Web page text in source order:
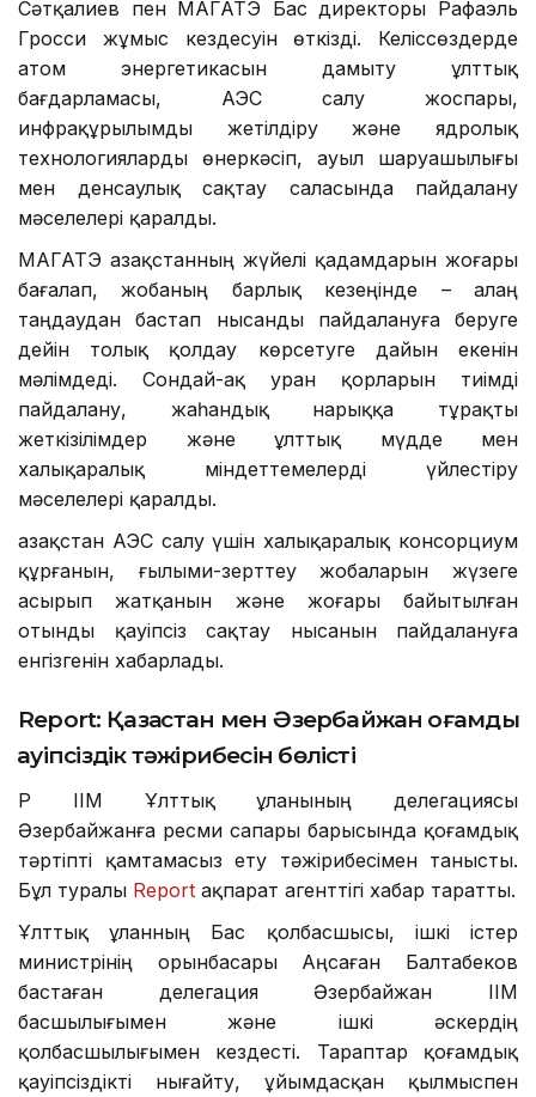
Сәтқалиев пен МАГАТЭ Бас директоры Рафаэль
Гросси жұмыс кездесуін өткізді. Келіссөздерде
атом энергетикасын дамыту ұлттық
бағдарламасы, АЭС салу жоспары,
инфрақұрылымды жетілдіру және ядролық
технологияларды өнеркәсіп, ауыл шаруашылығы
мен денсаулық сақтау саласында пайдалану
мәселелері қаралды.
МАГАТЭ Қазақстанның жүйелі қадамдарын жоғары
бағалап, жобаның барлық кезеңінде – алаң
таңдаудан бастап нысанды пайдалануға беруге
дейін толық қолдау көрсетуге дайын екенін
мәлімдеді. Сондай-ақ уран қорларын тиімді
пайдалану, жаһандық нарыққа тұрақты
жеткізілімдер және ұлттық мүдде мен
халықаралық міндеттемелерді үйлестіру
мәселелері қаралды.
Қазақстан АЭС салу үшін халықаралық консорциум
құрғанын, ғылыми-зерттеу жобаларын жүзеге
асырып жатқанын және жоғары байытылған
отынды қауіпсіз сақтау нысанын пайдалануға
енгізгенін хабарлады.
Report: Қазақстан мен Әзербайжан қоғамдық
қауіпсіздік тәжірибесін бөлісті
ҚР ІІМ Ұлттық ұланының делегациясы
Әзербайжанға ресми сапары барысында қоғамдық
тәртіпті қамтамасыз ету тәжірибесімен танысты.
Бұл туралы Report ақпарат агенттігі хабар таратты.
Ұлттық ұланның Бас қолбасшысы, ішкі істер
министрінің орынбасары Аңсаған Балтабеков
бастаған делегация Әзербайжан ІІМ
басшылығымен және ішкі әскердің
қолбасшылығымен кездесті. Тараптар қоғамдық
қауіпсіздікті нығайту, ұйымдасқан қылмыспен